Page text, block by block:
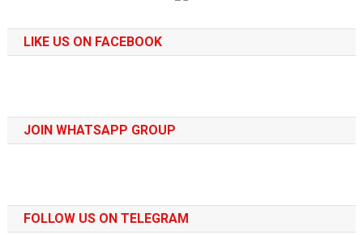
LIKE US ON FACEBOOK
JOIN WHATSAPP GROUP
FOLLOW US ON TELEGRAM